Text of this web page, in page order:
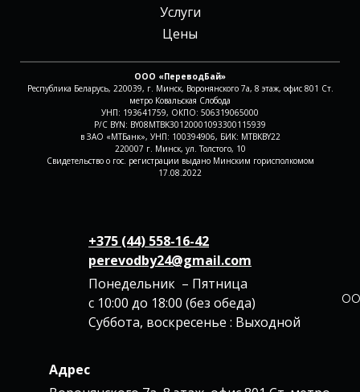
Услуги
Цены
ООО «ПереводБай»
Республика Беларусь, 220039, г. Минск, Воронянского 7а, 8 этаж, офис 801 Ст.
метро Ковальская Слобода
УНП: 193641759, ОКПО: 506319065000
Р/С BYN: BY08MTBK30120001093300115939
в ЗАО «МТБанк», УНП: 100394906, БИК: MTBKBY22
220007 г. Минск, ул. Толстого, 10
Свидетельство о гос. регистрации выдано Минским горисполкомом
17.08.2022
+375 (44) 558-16-42
perevodby24@gmail.com
Понедельник – Пятница
с 10:00 до 18:00 (без обеда)
Суббота, воскресенье : Выходной
Адрес